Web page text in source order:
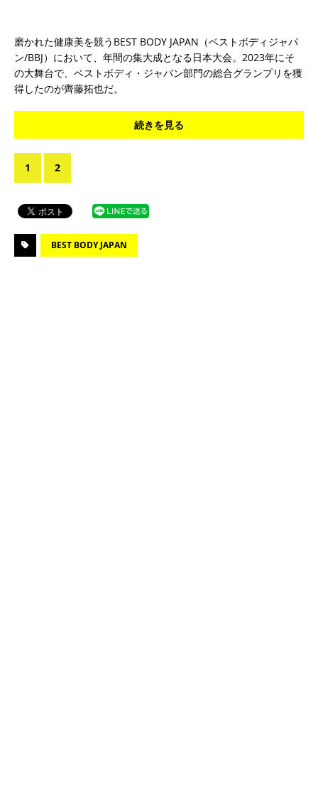
磨かれた健康美を競うBEST BODY JAPAN（ベストボディジャパ
ン/BBJ）において、年間の集大成となる日本大会。2023年にそ
の大舞台で、ベストボディ・ジャパン部門の総合グランプリを獲
得したのが齊藤拓也だ。
続きを見る
1 2
BEST BODY JAPAN